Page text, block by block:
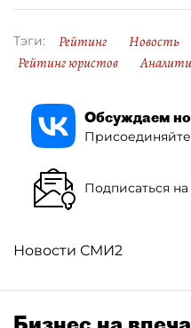
Тэги: Рейтинг Новость
Рейтинг юристов
Обсуждаем
Подписаться
Новости СМИ2